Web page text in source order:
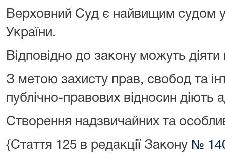
Верховний Суд є найвищим судом
України.
Відповідно до закону можуть діяти
З метою захисту прав, свобод та
публічно-правових відносин діють
Створення надзвичайних та
{Стаття 125 в редакції Закону №